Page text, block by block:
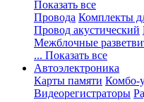
Показать все
Провода Комплекты
Провод акустический
Межблочные
... Показать все
Автоэлектроника
Карты памяти Комбо-
Видеорегистраторы